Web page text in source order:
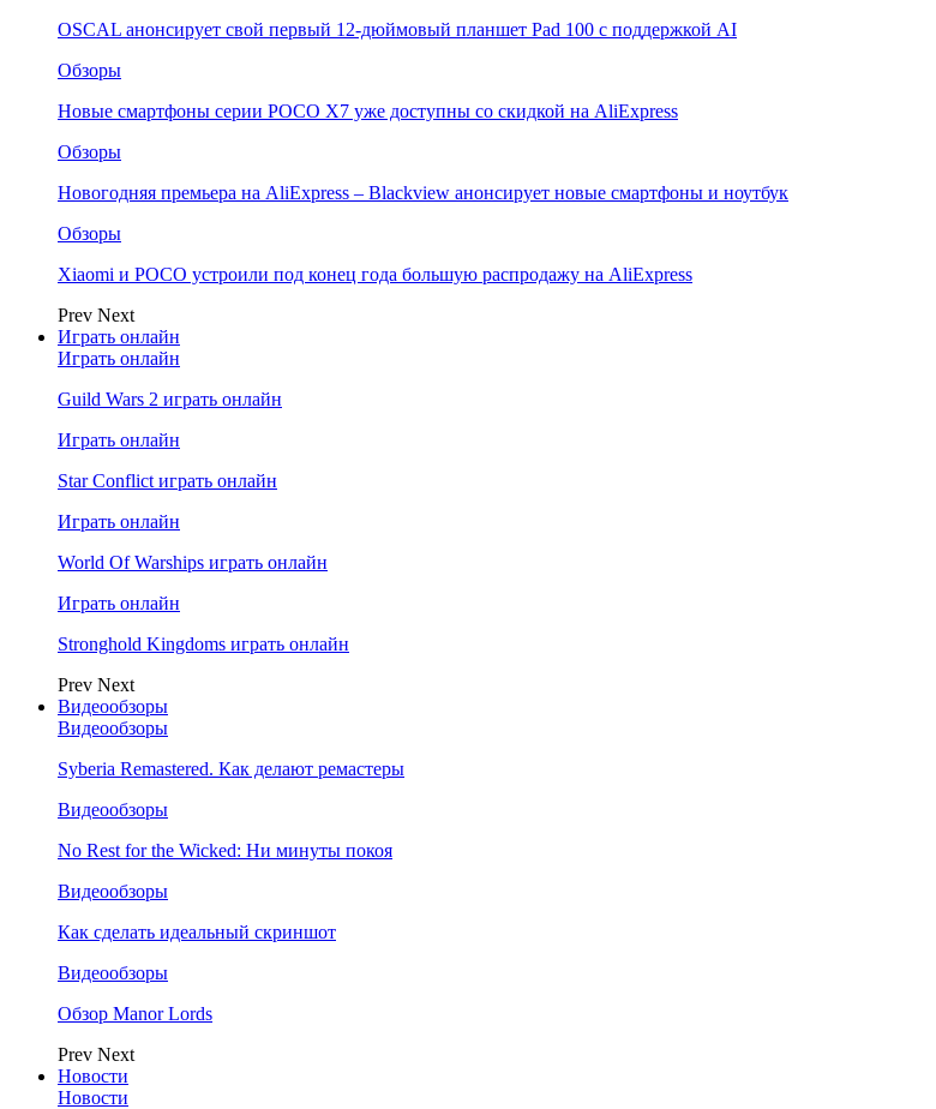
OSCAL анонсирует свой первый 12-дюймовый планшет Pad 100 с поддержкой AI
Обзоры
Новые смартфоны серии POCO X7 уже доступны со скидкой на AliExpress
Обзоры
Новогодняя премьера на AliExpress – Blackview анонсирует новые смартфоны и ноутбук
Обзоры
Xiaomi и POCO устроили под конец года большую распродажу на AliExpress
Prev Next
Играть онлайн
Играть онлайн
Guild Wars 2 играть онлайн
Играть онлайн
Star Conflict играть онлайн
Играть онлайн
World Of Warships играть онлайн
Играть онлайн
Stronghold Kingdoms играть онлайн
Prev Next
Видеообзоры
Видеообзоры
Syberia Remastered. Как делают ремастеры
Видеообзоры
No Rest for the Wicked: Ни минуты покоя
Видеообзоры
Как сделать идеальный скриншот
Видеообзоры
Обзор Manor Lords
Prev Next
Новости
Новости